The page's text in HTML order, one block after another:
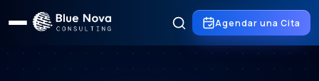
Agendar una Cita